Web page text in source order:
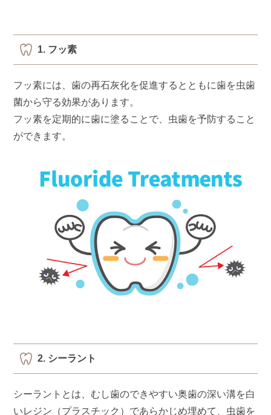
1. フッ素
フッ素には、歯の再石灰化を促進するとともに歯を虫歯
菌から守る効果があります。
フッ素を定期的に歯に塗ることで、虫歯を予防すること
ができます。
2. シーラント
シーラントとは、むし歯のできやすい奥歯の深い溝を白
いレジン（プラスチック）であらかじめ埋めて、虫歯を